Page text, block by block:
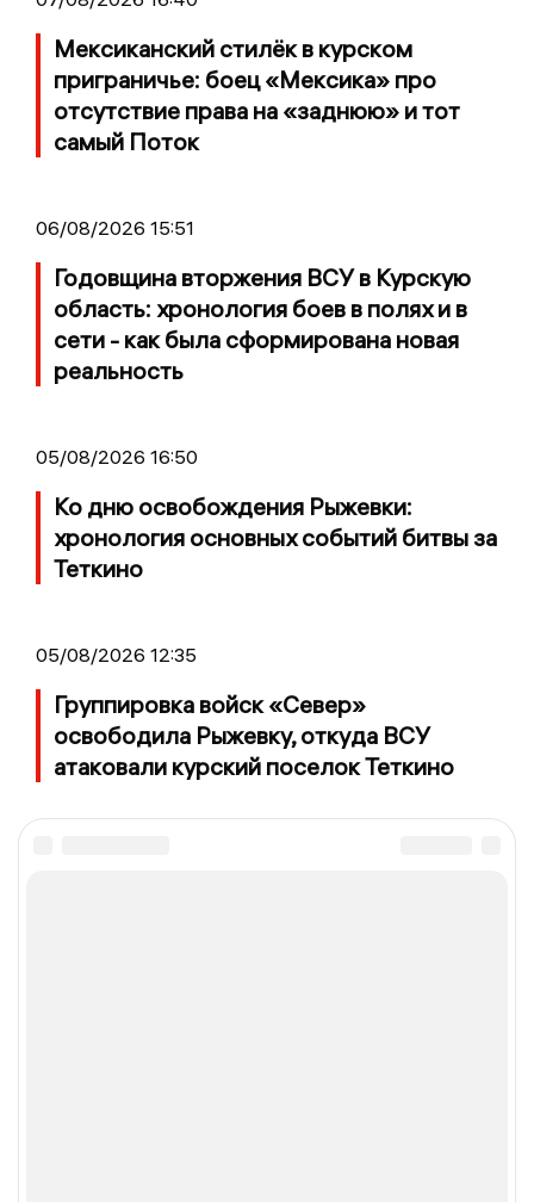
Мексиканский стилёк в курском
приграничье: боец «Мексика» про
отсутствие права на «заднюю» и тот
самый Поток
06/08/2026 15:51
Годовщина вторжения ВСУ в Курскую
область: хронология боев в полях и в
сети - как была сформирована новая
реальность
05/08/2026 16:50
Ко дню освобождения Рыжевки:
хронология основных событий битвы за
Теткино
05/08/2026 12:35
Группировка войск «Север»
освободила Рыжевку, откуда ВСУ
атаковали курский поселок Теткино